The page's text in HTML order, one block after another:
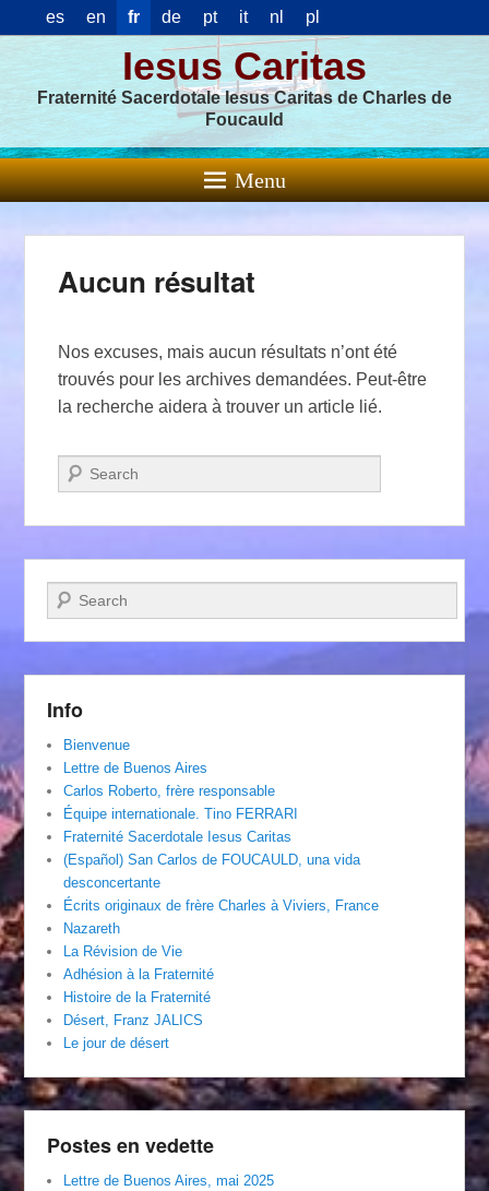
es en fr de pt it nl pl
Iesus Caritas
Fraternité Sacerdotale Iesus Caritas de Charles de
Foucauld
Menu
Aucun résultat
Nos excuses, mais aucun résultats n’ont été
trouvés pour les archives demandées. Peut-être
la recherche aidera à trouver un article lié.
Recherche
Recherche
Info
Bienvenue
Lettre de Buenos Aires
Carlos Roberto, frère responsable
Équipe internationale. Tino FERRARI
Fraternité Sacerdotale Iesus Caritas
(Español) San Carlos de FOUCAULD, una vida
desconcertante
Écrits originaux de frère Charles à Viviers, France
Nazareth
La Révision de Vie
Adhésion à la Fraternité
Histoire de la Fraternité
Désert, Franz JALICS
Le jour de désert
Postes en vedette
Lettre de Buenos Aires, mai 2025